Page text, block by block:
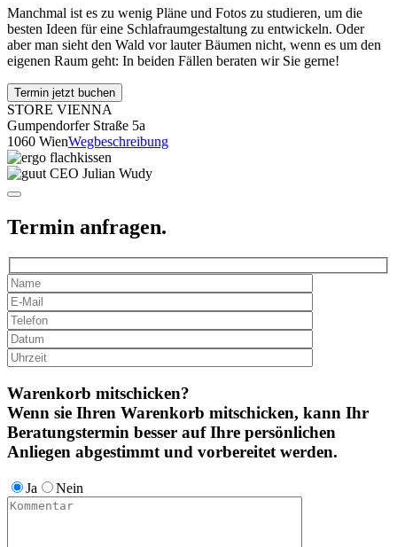
Manchmal ist es zu wenig Pläne und Fotos zu studieren, um die
besten Ideen für eine Schlafraumgestaltung zu entwickeln. Oder
aber man sieht den Wald vor lauter Bäumen nicht, wenn es um den
eigenen Raum geht: In beiden Fällen beraten wir Sie gerne!
Termin jetzt buchen
STORE VIENNA
Gumpendorfer Straße 5a
1060 WienWegbeschreibung
Termin anfragen.
Warenkorb mitschicken?
Wenn sie Ihren Warenkorb mitschicken, kann Ihr
Beratungstermin besser auf Ihre persönlichen
Anliegen abgestimmt und vorbereitet werden.
Ja Nein